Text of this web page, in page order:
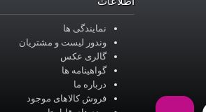
نمایندگی ها
وندور لیست و مشتریان
گالری عکس
گواهینامه ها
درباره ما
فروش کالاهای موجود